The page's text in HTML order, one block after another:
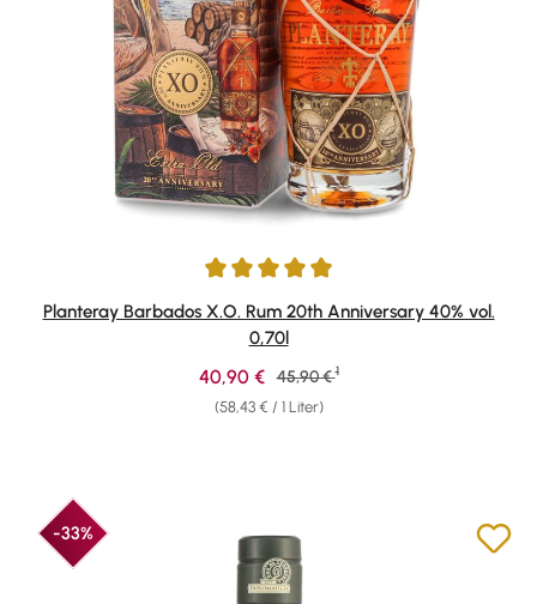
Durchschnittliche Bewertung von 4.91 von 5 Sternen
Planteray Barbados X.O. Rum 20th Anniversary 40% vol.
0,70l
(58,43 € / 1 Liter)
Verkaufspreis:
40,90 € Regulärer Preis:
45,90 € 1
-33%